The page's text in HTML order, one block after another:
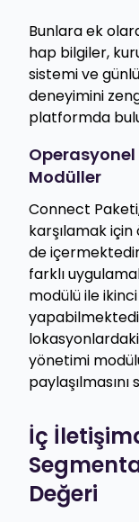
Bunlara ek
hap bilgiler,
sistemi ve
deneyimini
platformda
Operasyonel
Modüller
Connect
karşılamak
de
farklı
modülü ile
yönetimi
İç
Değeri